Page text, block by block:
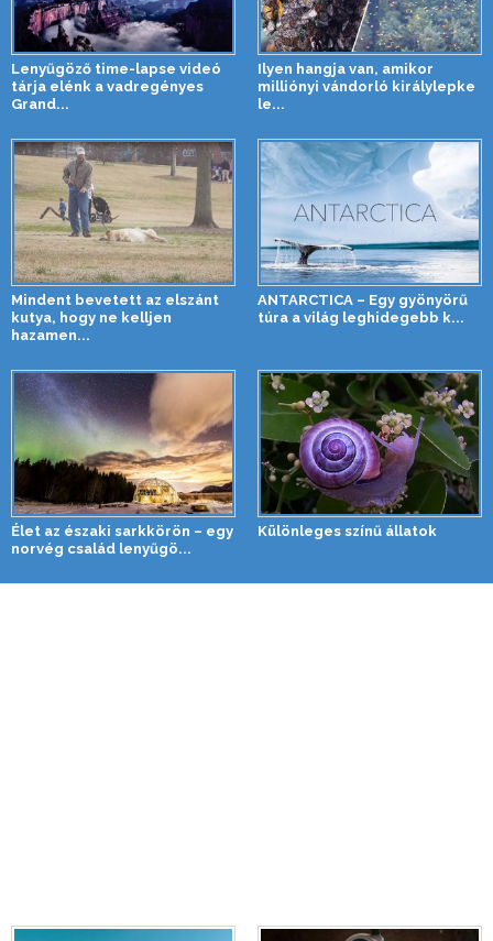
Lenyűgöző time-lapse videó
tárja elénk a vadregényes
Grand...
Ilyen hangja van, amikor
milliónyi vándorló királylepke
le...
Mindent bevetett az elszánt
kutya, hogy ne kelljen
hazamen...
ANTARCTICA – Egy gyönyörű
túra a világ leghidegebb k...
Élet az északi sarkkörön – egy
norvég család lenyűgö...
Különleges színű állatok